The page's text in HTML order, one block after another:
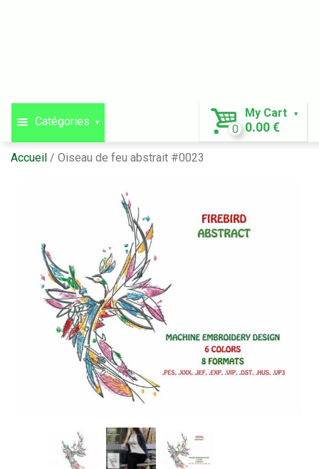
Catégories
My Cart
0 0.00 €
Accueil Oiseau de feu abstrait #0023